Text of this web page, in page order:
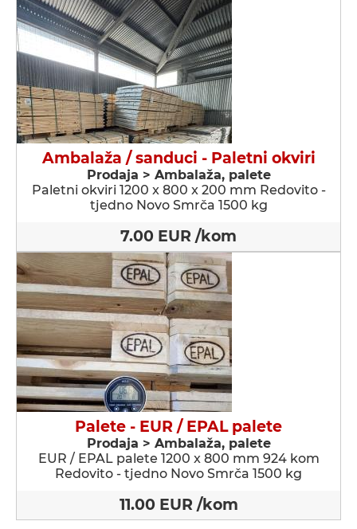
Ambalaža / sanduci - Paletni okviri
Prodaja > Ambalaža, palete
Paletni okviri 1200 x 800 x 200 mm Redovito -
tjedno Novo Smrča 1500 kg
7.00 EUR /kom
Palete - EUR / EPAL palete
Prodaja > Ambalaža, palete
EUR / EPAL palete 1200 x 800 mm 924 kom
Redovito - tjedno Novo Smrča 1500 kg
11.00 EUR /kom